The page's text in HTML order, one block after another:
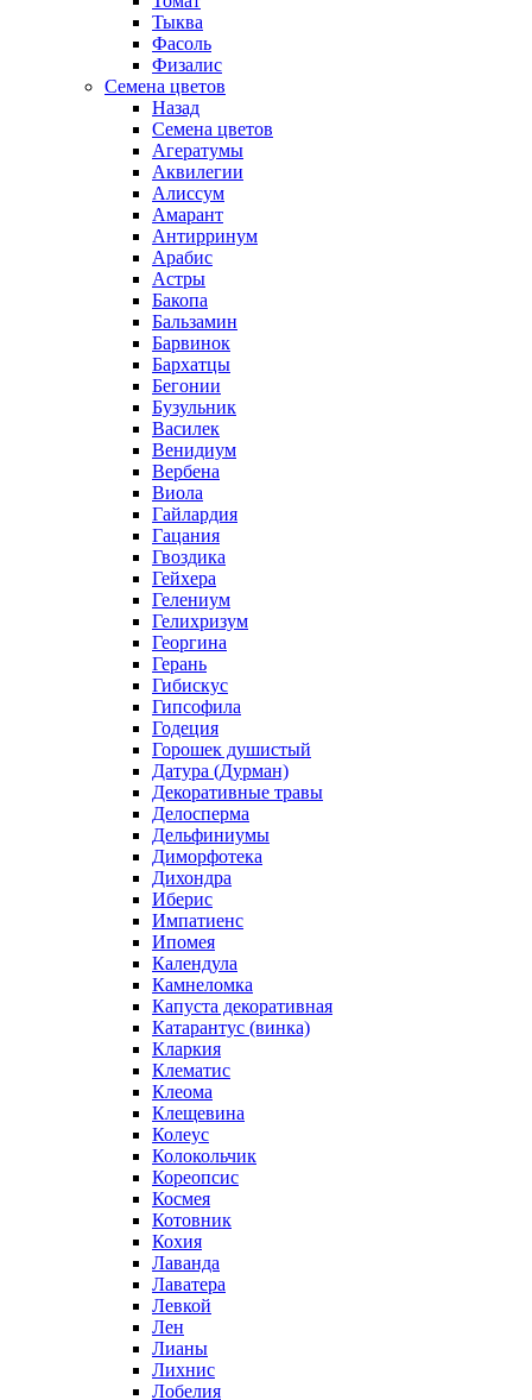
Тыква
Фасоль
Физалис
Семена цветов
Назад
Семена цветов
Агератумы
Аквилегии
Алиссум
Амарант
Антирринум
Арабис
Астры
Бакопа
Бальзамин
Барвинок
Бархатцы
Бегонии
Бузульник
Василек
Венидиум
Вербена
Виола
Гайлардия
Гацания
Гвоздика
Гейхера
Гелениум
Гелихризум
Георгина
Герань
Гибискус
Гипсофила
Годеция
Горошек душистый
Датура (Дурман)
Декоративные травы
Делосперма
Дельфиниумы
Диморфотека
Дихондра
Иберис
Импатиенс
Ипомея
Календула
Камнеломка
Капуста декоративная
Катарантус (винка)
Кларкия
Клематис
Клеома
Клещевина
Колеус
Колокольчик
Кореопсис
Космея
Котовник
Кохия
Лаванда
Лаватера
Левкой
Лен
Лианы
Лихнис
Лобелия